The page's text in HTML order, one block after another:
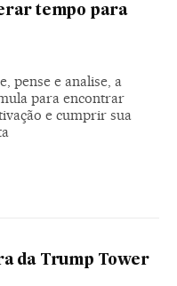
tempo para
pense e analise, a
para encontrar
e cumprir sua
da Trump Tower